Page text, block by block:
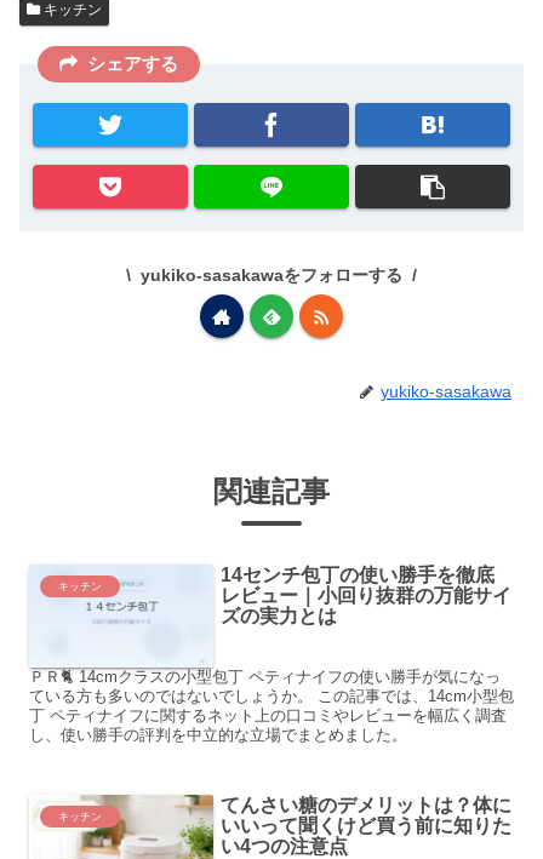
キッチン
シェアする
yukiko-sasakawaをフォローする
yukiko-sasakawa
関連記事
キッチン
14センチ包丁の使い勝手を徹底
レビュー｜小回り抜群の万能サイ
ズの実力とは
ＰＲ🐈 14cmクラスの小型包丁 ペティナイフの使い勝手が気になっ
ている方も多いのではないでしょうか。 この記事では、14cm小型包
丁 ペティナイフに関するネット上の口コミやレビューを幅広く調査
し、使い勝手の評判を中立的な立場でまとめました。
キッチン
てんさい糖のデメリットは？体に
いいって聞くけど買う前に知りた
い4つの注意点